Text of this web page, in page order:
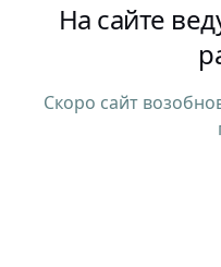
На сайте
Скоро сайт